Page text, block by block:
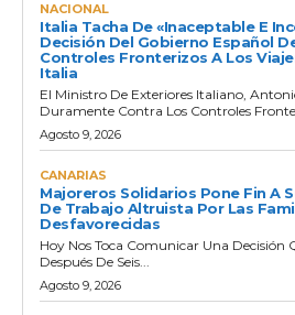
NACIONAL
Italia Tacha De «inaceptable E
Decisión Del Gobierno Español
Controles Fronterizos A Los
Italia
El Ministro De Exteriores Italiano,
Duramente Contra Los Controles
Agosto 9, 2026
CANARIAS
Majoreros Solidarios Pone Fin A
De Trabajo Altruista Por Las
Desfavorecidas
Hoy Nos Toca Comunicar Una Decisión
Después De Seis...
Agosto 9, 2026